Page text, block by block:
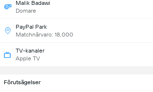
Malik Badawi
Domare
PayPal Park
Matchnärvaro: 18,000
TV-kanaler
Apple TV
Förutsägelser